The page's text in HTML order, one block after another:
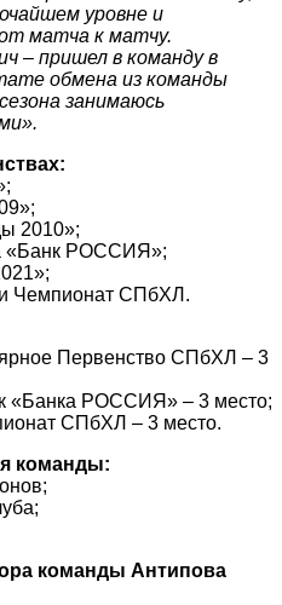
уровне и
матча к матчу.
– пришел в команду в
обмена из команды
занимаюсь
2010»;
«Банк РОССИЯ»;
Чемпионат СПбХЛ.
Первенство СПбХЛ – 3
«Банка РОССИЯ» – 3 место;
СПбХЛ – 3 место.
команды:
команды Антипова